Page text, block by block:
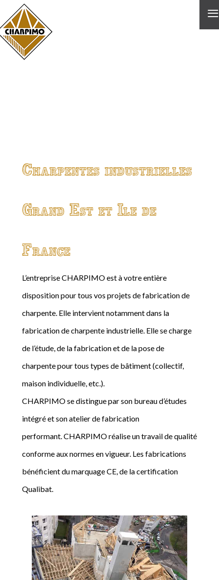
≡
Charpentes industrielles
Grand Est et Ile de
France
L’entreprise CHARPIMO est à votre entière
disposition pour tous vos projets de fabrication de
charpente. Elle intervient notamment dans la
fabrication de charpente industrielle. Elle se charge
de l’étude, de la fabrication et de la pose de
charpente pour tous types de bâtiment (collectif,
maison individuelle, etc.).
CHARPIMO se distingue par son bureau d’études
intégré et son atelier de fabrication
performant. CHARPIMO réalise un travail de qualité
conforme aux normes en vigueur. Les fabrications
bénéficient du marquage CE, de la certification
Qualibat.